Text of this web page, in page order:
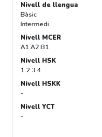
Nivell de llengua
Bàsic
Intermedi
Nivell MCER
A1 A2 B1
Nivell HSK
1 2 3 4
Nivell HSKK
-
Nivell YCT
-